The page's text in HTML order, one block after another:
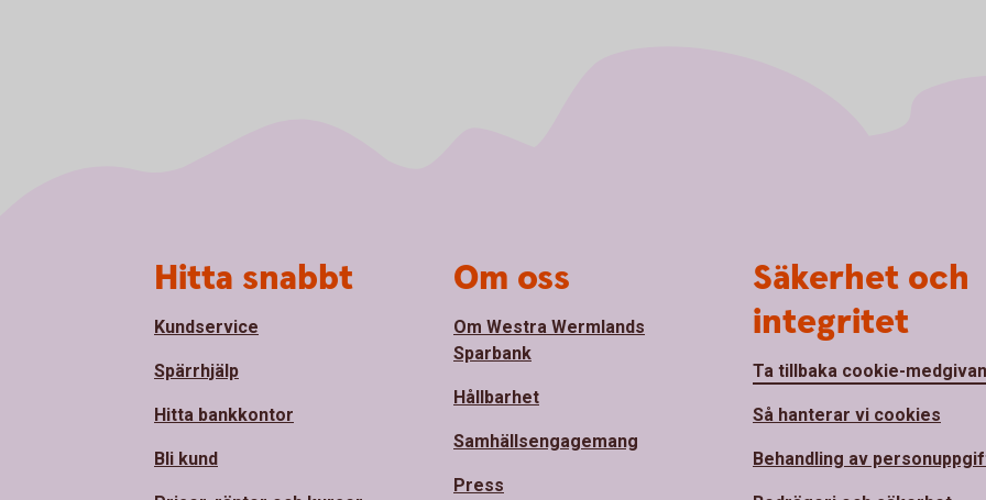
Hitta snabbt
Kundservice
Spärrhjälp
Hitta bankkontor
Bli kund
Om oss
Om Westra Wermlands
Sparbank
Hållbarhet
Samhällsengagemang
Press
Säkerhet och
integritet
Ta tillbaka cookie-
Så hanterar vi cookies
Behandling av